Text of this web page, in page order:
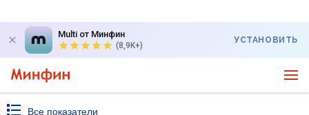
Multi от Минфин
(8,9K+)
УСТАНОВИТЬ
Все показатели